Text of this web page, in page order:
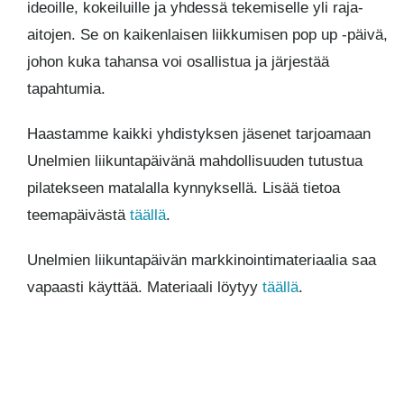
ideoille, kokeiluille ja yhdessä tekemiselle yli raja-
aitojen. Se on kaikenlaisen liikkumisen pop up -päivä,
johon kuka tahansa voi osallistua ja järjestää
tapahtumia.
Haastamme kaikki yhdistyksen jäsenet tarjoamaan
Unelmien liikuntapäivänä mahdollisuuden tutustua
pilatekseen matalalla kynnyksellä. Lisää tietoa
teemapäivästä täällä.
Unelmien liikuntapäivän markkinointimateriaalia saa
vapaasti käyttää. Materiaali löytyy täällä.